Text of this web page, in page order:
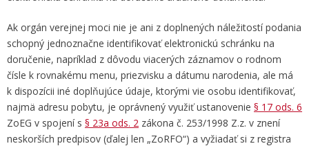
Ak orgán verejnej moci nie je ani z doplnených náležitostí podania
schopný jednoznačne identifikovať elektronickú schránku na
doručenie, napríklad z dôvodu viacerých záznamov o rodnom
čísle k rovnakému menu, priezvisku a dátumu narodenia, ale má
k dispozícii iné doplňujúce údaje, ktorými vie osobu identifikovať,
najmä adresu pobytu, je oprávnený využiť ustanovenie § 17 ods. 6
ZoEG v spojení s § 23a ods. 2 zákona č. 253/1998 Z.z. v znení
neskorších predpisov (ďalej len „ZoRFO“) a vyžiadať si z registra